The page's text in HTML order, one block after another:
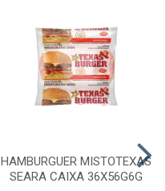
HAMBURGUER MISTOTEXAS
SEARA CAIXA 36X56G6G